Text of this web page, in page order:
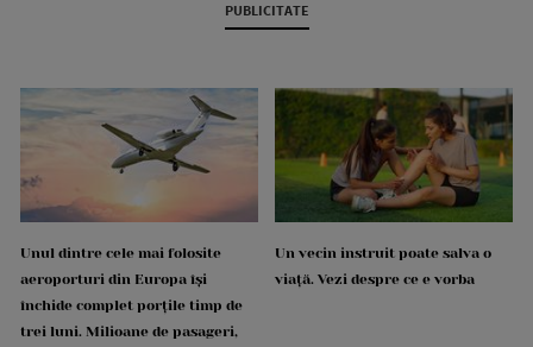
PUBLICITATE
Unul dintre cele mai folosite
aeroporturi din Europa își
închide complet porțile timp de
trei luni. Milioane de pasageri,
Un vecin instruit poate salva o
viață. Vezi despre ce e vorba